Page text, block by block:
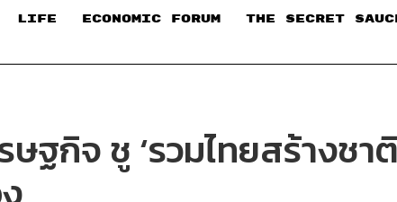
LIFE ECONOMIC FORUM THE SECRET
ษฐกิจ ชู ‘รวมไทยสร้างช